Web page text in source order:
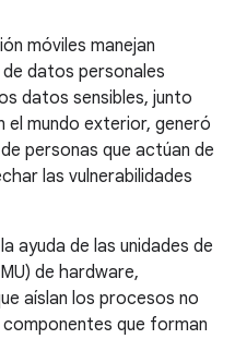
móviles manejan
datos personales
datos sensibles, junto
mundo exterior, generó
personas que actúan de
las vulnerabilidades
ayuda de las unidades de
de hardware,
aíslan los procesos no
que forman